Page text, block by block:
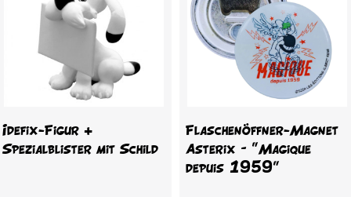
Idefix-Figur +
Spezialblister mit Schild
Flaschenöffner-Magnet
Asterix – "Magique
depuis 1959"